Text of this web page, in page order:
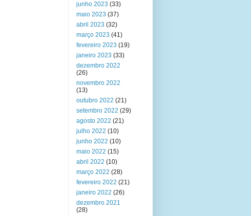
junho 2023 (33)
maio 2023 (37)
abril 2023 (32)
março 2023 (41)
fevereiro 2023 (19)
janeiro 2023 (33)
dezembro 2022
(26)
novembro 2022
(13)
outubro 2022 (21)
setembro 2022 (29)
agosto 2022 (21)
julho 2022 (10)
junho 2022 (10)
maio 2022 (15)
abril 2022 (10)
março 2022 (28)
fevereiro 2022 (21)
janeiro 2022 (26)
dezembro 2021
(28)